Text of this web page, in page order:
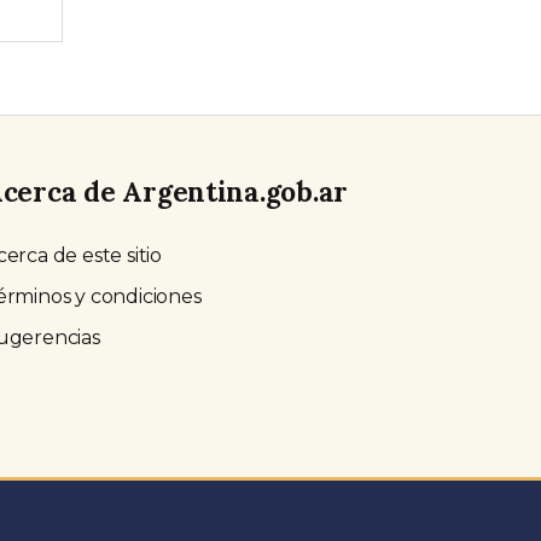
de Argentina.gob.ar
de este sitio
y condiciones